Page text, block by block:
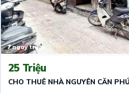
7 ngày trước
25 Triệu
CHO THUÊ NHÀ NGUYÊN CĂN